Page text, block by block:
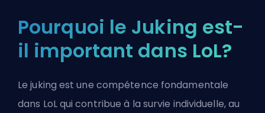
Pourquoi le Juking est-
il important dans LoL?
Le juking est une compétence fondamentale
dans LoL qui contribue à la survie individuelle, au